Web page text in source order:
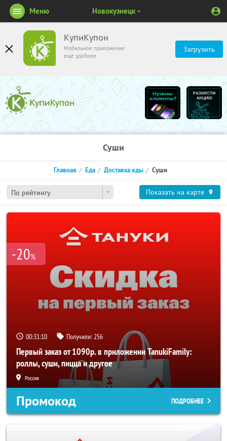
КупиКупон
Мобильное приложение
ещё удобнее
Загрузить
Меню Новокузнецк
Суши
По рейтингу
Главная Еда Доставка еды Суши
Показать на карте
-20%
00:31:10 Получили:256
Первый заказ от 1090р. в приложении TanukiFamily:
роллы, суши, пицца и другое
Россия
Промокод ПОДРОБНЕЕ